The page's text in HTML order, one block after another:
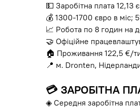
💵 Заробітна плата 12,13
💰 1300-1700 євро в
📈 Робота по 8 годин на
🤝 Офіційне
🏠 Проживання 122,5 €/
📍 м. Dronten,
💳 ЗАРОБІТНА
◈ Середня заробітна